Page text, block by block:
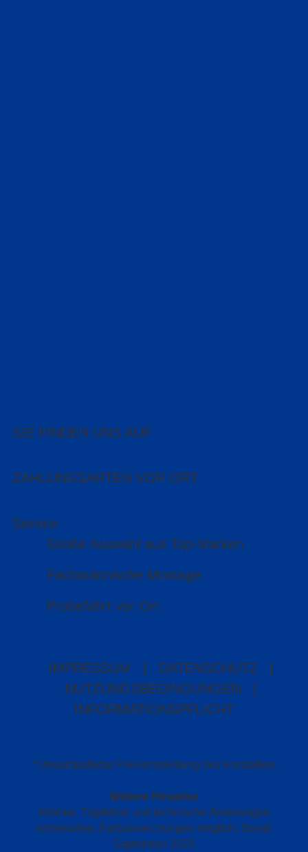
SIE FINDEN UNS AUF
ZAHLUNGSARTEN VOR ORT
Service
Große Auswahl aus Top-Marken
Fachmännische Montage
Probefahrt vor Ort
IMPRESSUM DATENSCHUTZ
NUTZUNGSBEDINGUNGEN
INFORMATIONSPFLICHT
* Unverbindliche Preisempfehlung des Herstellers
Weitere Hinweise
Irrtümer, Tippfehler und technische Änderungen
vorbehalten. Farbabweichungen möglich. Stand:
September 2023